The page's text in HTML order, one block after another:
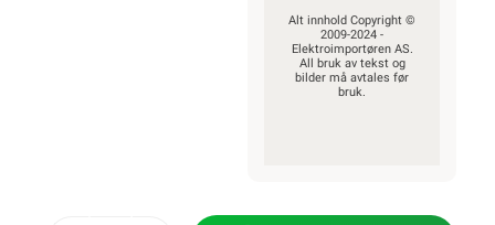
Alt innhold Copyright ©
2009-2024 -
Elektroimportøren AS.
All bruk av tekst og
bilder må avtales før
bruk.